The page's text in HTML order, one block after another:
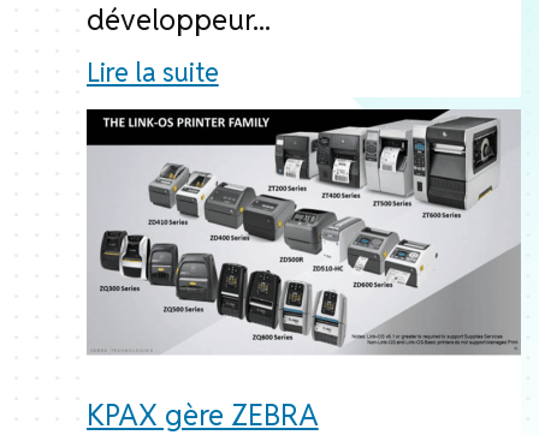
développeur...
Lire la suite
KPAX gère ZEBRA